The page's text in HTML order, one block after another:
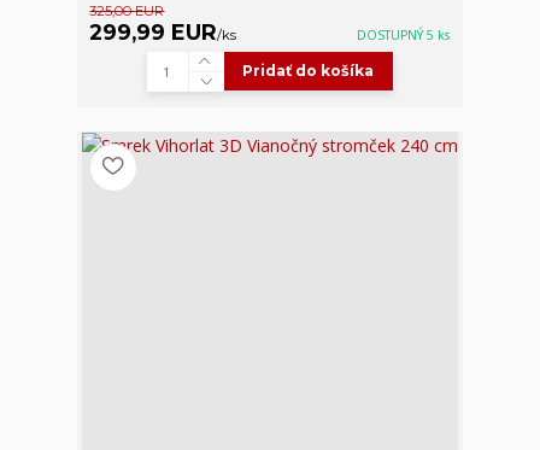
325,00 EUR
299,99 EUR/ks DOSTUPNÝ 5 ks
Pridať do košíka